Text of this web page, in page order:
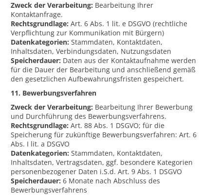
Zweck der Verarbeitung: Bearbeitung Ihrer
Kontaktanfrage.
Rechtsgrundlage: Art. 6 Abs. 1 lit. e DSGVO (rechtliche
Verpflichtung zur Kommunikation mit Bürgern)
Datenkategorien: Stammdaten, Kontaktdaten,
Inhaltsdaten, Verbindungsdaten, Nutzungsdaten
Speicherdauer: Daten aus der Kontaktaufnahme werden
für die Dauer der Bearbeitung und anschließend gemäß
den gesetzlichen Aufbewahrungsfristen gespeichert.
11. Bewerbungsverfahren
Zweck der Verarbeitung: Bearbeitung Ihrer Bewerbung
und Durchführung des Bewerbungsverfahrens.
Rechtsgrundlage: Art. 88 Abs. 1 DSGVO; für die
Speicherung für zukünftige Bewerbungsverfahren: Art. 6
Abs. I lit. a DSGVO
Datenkategorien: Stammdaten, Kontaktdaten,
Inhaltsdaten, Vertragsdaten, ggf. besondere Kategorien
personenbezogener Daten i.S.d. Art. 9 Abs. 1 DSGVO
Speicherdauer: 6 Monate nach Abschluss des
Bewerbungsverfahrens